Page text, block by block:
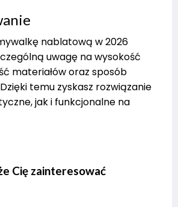
nablatową w 2026
uwagę na wysokość
materiałów oraz sposób
temu zyskasz rozwiązanie
jak i funkcjonalne na
Cię zainteresować